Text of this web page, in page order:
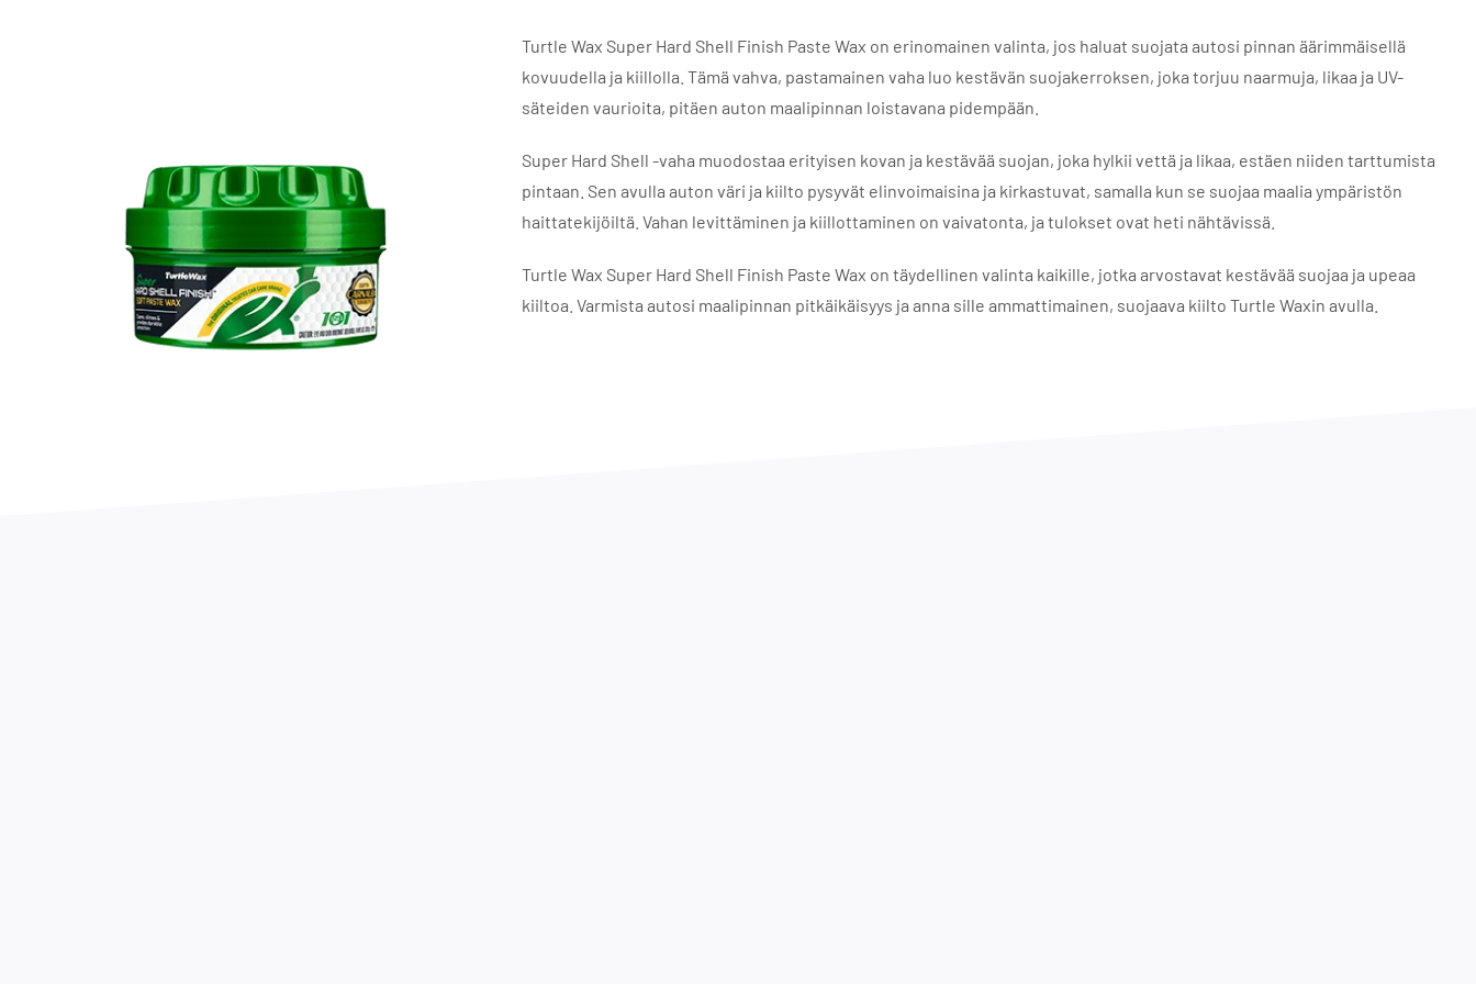
Turtle Wax Super Hard Shell Finish Paste Wax on erinomainen valinta, jos haluat suojata autosi pinnan äärimmäisellä
kovuudella ja kiillolla. Tämä vahva, pastamainen vaha luo kestävän suojakerroksen, joka torjuu naarmuja, likaa ja UV-
säteiden vaurioita, pitäen auton maalipinnan loistavana pidempään.
Super Hard Shell -vaha muodostaa erityisen kovan ja kestävää suojan, joka hylkii vettä ja likaa, estäen niiden tarttumista
pintaan. Sen avulla auton väri ja kiilto pysyvät elinvoimaisina ja kirkastuvat, samalla kun se suojaa maalia ympäristön
haittatekijöiltä. Vahan levittäminen ja kiillottaminen on vaivatonta, ja tulokset ovat heti nähtävissä.
Turtle Wax Super Hard Shell Finish Paste Wax on täydellinen valinta kaikille, jotka arvostavat kestävää suojaa ja upeaa
kiiltoa. Varmista autosi maalipinnan pitkäikäisyys ja anna sille ammattimainen, suojaava kiilto Turtle Waxin avulla.